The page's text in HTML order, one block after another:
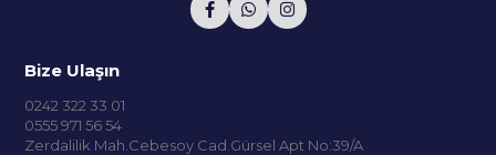
Bize Ulaşın
0242 322 33 01
0555 971 56 54
Zerdalilik Mah.Cebesoy Cad.Gürsel Apt No:39/A